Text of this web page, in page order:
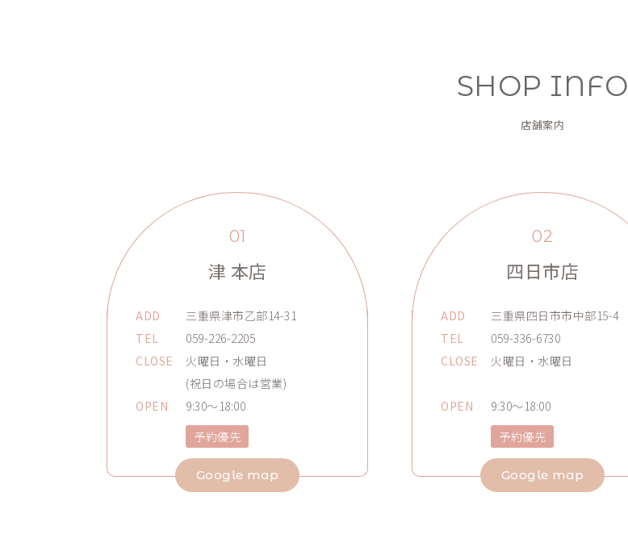
SHOP INFO
店舗案内
01
津 本店
ADD
三重県津市乙部14-31
TEL
059-226-2205
CLOSE
火曜日・水曜日
(祝日の場合は営業)
OPEN
9:30～18:00
予約優先
Google map
02
四日市店
ADD
三重県四日市市中部15-4
TEL
059-336-6730
CLOSE
火曜日・水曜日
OPEN
9:30～18:00
予約優先
Google map